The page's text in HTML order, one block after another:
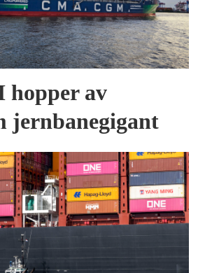
hopper av
jernbanegigant